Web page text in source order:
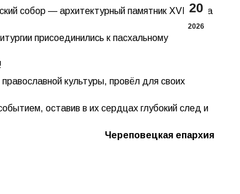
20
2026
собор — архитектурный памятник XVIII века
присоединились к пасхальному
культуры, провёл для своих
оставив в их сердцах глубокий след и
Череповецкая епархия